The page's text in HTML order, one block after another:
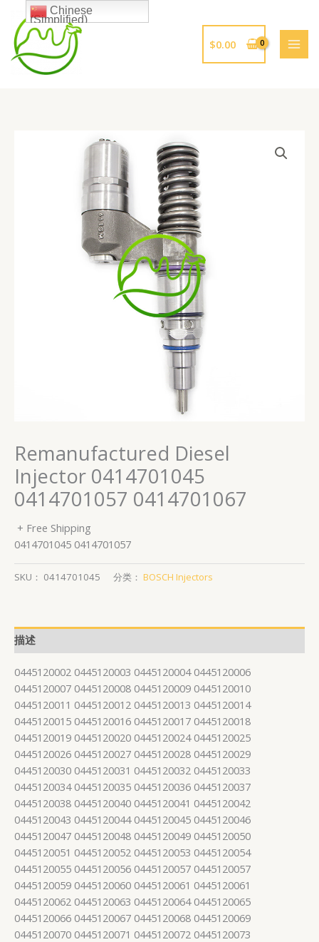
$0.00
Remanufactured Diesel
Injector 0414701045
0414701057 0414701067
+ Free Shipping
0414701045 0414701057
SKU： 0414701045 分类： BOSCH Injectors
描述
0445120002 0445120003 0445120004 0445120006
0445120007 0445120008 0445120009 0445120010
0445120011 0445120012 0445120013 0445120014
0445120015 0445120016 0445120017 0445120018
0445120019 0445120020 0445120024 0445120025
0445120026 0445120027 0445120028 0445120029
0445120030 0445120031 0445120032 0445120033
0445120034 0445120035 0445120036 0445120037
0445120038 0445120040 0445120041 0445120042
0445120043 0445120044 0445120045 0445120046
0445120047 0445120048 0445120049 0445120050
0445120051 0445120052 0445120053 0445120054
0445120055 0445120056 0445120057 0445120057
0445120059 0445120060 0445120061 0445120061
0445120062 0445120063 0445120064 0445120065
0445120066 0445120067 0445120068 0445120069
0445120070 0445120071 0445120072 0445120073
Chinese
(Simplified)